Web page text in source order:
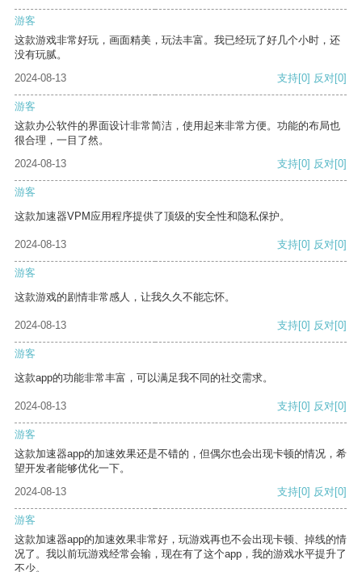
游客
这款游戏非常好玩，画面精美，玩法丰富。我已经玩了好几个小时，还
没有玩腻。
2024-08-13
支持[0] 反对[0]
游客
这款办公软件的界面设计非常简洁，使用起来非常方便。功能的布局也
很合理，一目了然。
2024-08-13
支持[0] 反对[0]
游客
这款加速器VPM应用程序提供了顶级的安全性和隐私保护。
2024-08-13 支持[0] 反对[0]
游客
这款游戏的剧情非常感人，让我久久不能忘怀。
2024-08-13 支持[0] 反对[0]
游客
这款app的功能非常丰富，可以满足我不同的社交需求。
2024-08-13 支持[0] 反对[0]
游客
这款加速器app的加速效果还是不错的，但偶尔也会出现卡顿的情况，希
望开发者能够优化一下。
2024-08-13
支持[0] 反对[0]
游客
这款加速器app的加速效果非常好，玩游戏再也不会出现卡顿、掉线的情
况了。我以前玩游戏经常会输，现在有了这个app，我的游戏水平提升了
不少。